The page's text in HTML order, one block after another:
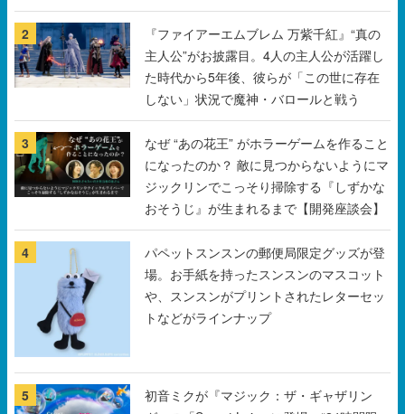
た時代から5年後、彼らが「この世に存在
しない」状況で魔神・バロールと戦う
3
なぜ “あの花王” がホラーゲームを作ること
になったのか？ 敵に見つからないようにマ
ジックリンでこっそり掃除する『しずかな
おそうじ』が生まれるまで【開発座談会】
4
パペットスンスンの郵便局限定グッズが登
場。お手紙を持ったスンスンのマスコット
や、スンスンがプリントされたレターセッ
トなどがラインナップ
初音ミクが『マジック：ザ・ギャザリン
定”で統率者デッキの受注販売を実施へ。ま
た、カードのイラストも公開。初音ミクの